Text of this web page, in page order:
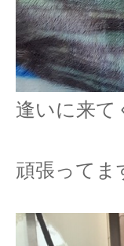
逢いに来て
頑張ってま